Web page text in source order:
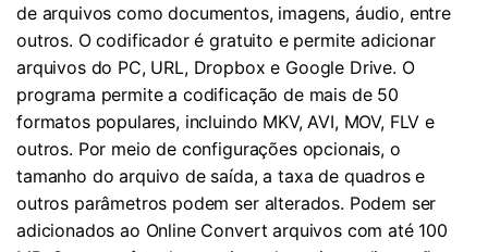
de arquivos como documentos, imagens, áudio, entre
outros. O codificador é gratuito e permite adicionar
arquivos do PC, URL, Dropbox e Google Drive. O
programa permite a codificação de mais de 50
formatos populares, incluindo MKV, AVI, MOV, FLV e
outros. Por meio de configurações opcionais, o
tamanho do arquivo de saída, a taxa de quadros e
outros parâmetros podem ser alterados. Podem ser
adicionados ao Online Convert arquivos com até 100